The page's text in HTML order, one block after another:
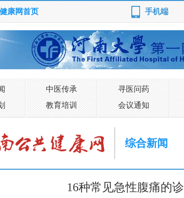
康网首页 手机端
中医传承 寻医问药
教育培训 会议通知
综合新闻
16种常见急性腹痛的